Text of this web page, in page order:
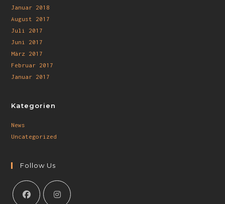
Januar 2018
August 2017
Juli 2017
Juni 2017
März 2017
Februar 2017
Januar 2017
Kategorien
News
Uncategorized
Follow Us